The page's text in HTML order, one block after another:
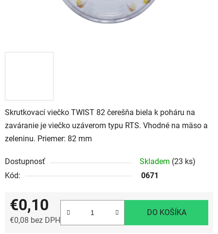
Skrutkovací viečko TWIST 82 čerešňa biela k poháru na
zaváranie je viečko uzáverom typu RTS. Vhodné na mäso a
zeleninu. Priemer: 82 mm
Dostupnosť Skladem (23 ks)
Kód:
0671
€0,10
€0,08 bez DPH
DO KOŠÍKA